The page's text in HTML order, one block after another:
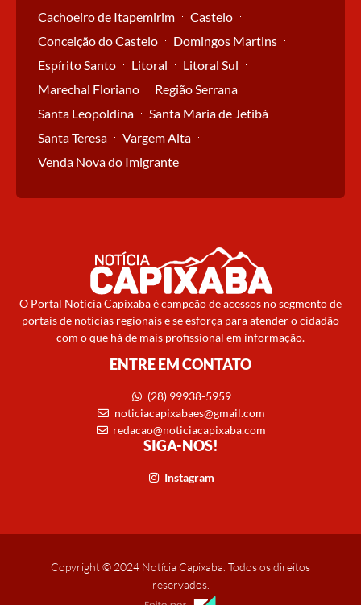
Cachoeiro de Itapemirim
Castelo
Conceição do Castelo
Domingos Martins
Espírito Santo
Litoral
Litoral Sul
Marechal Floriano
Região Serrana
Santa Leopoldina
Santa Maria de Jetibá
Santa Teresa
Vargem Alta
Venda Nova do Imigrante
O Portal Notícia Capixaba é campeão de acessos no segmento de
portais de notícias regionais e se esforça para atender o cidadão
com o que há de mais profissional em informação.
ENTRE EM CONTATO
(28) 99938-5959
noticiacapixabaes@gmail.com
redacao@noticiacapixaba.com
SIGA-NOS!
Instagram
Copyright © 2024 Notícia Capixaba. Todos os direitos
reservados.